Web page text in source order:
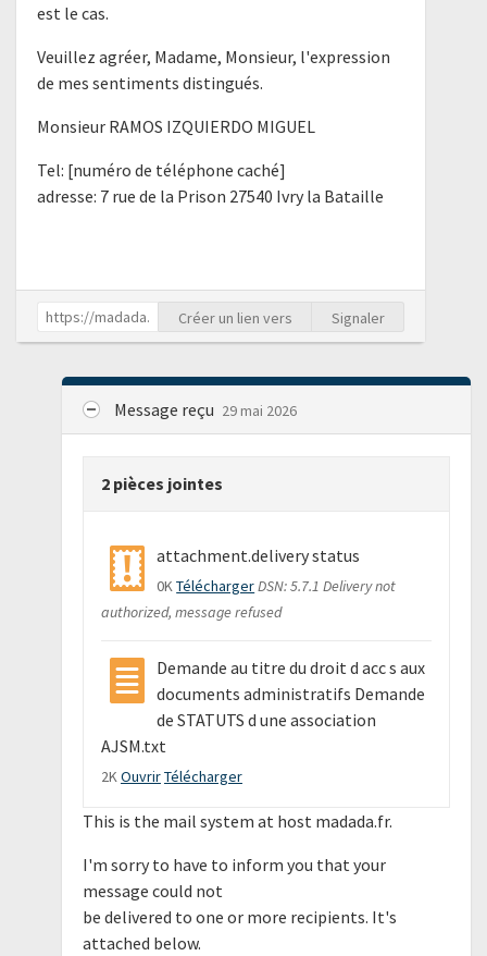
est le cas.
Veuillez agréer, Madame, Monsieur, l'expression
de mes sentiments distingués.
Monsieur RAMOS IZQUIERDO MIGUEL
Tel: [numéro de téléphone caché]
adresse: 7 rue de la Prison 27540 Ivry la Bataille
Créer un lien vers Signaler
Message reçu 29 mai 2026
2 pièces jointes
attachment.delivery status
0KTéléchargerDSN: 5.7.1 Delivery not
authorized, message refused
Demande au titre du droit d acc s aux
documents administratifs Demande
de STATUTS d une association
AJSM.txt
2K OuvrirTélécharger
This is the mail system at host madada.fr.
I'm sorry to have to inform you that your
message could not
be delivered to one or more recipients. It's
attached below.